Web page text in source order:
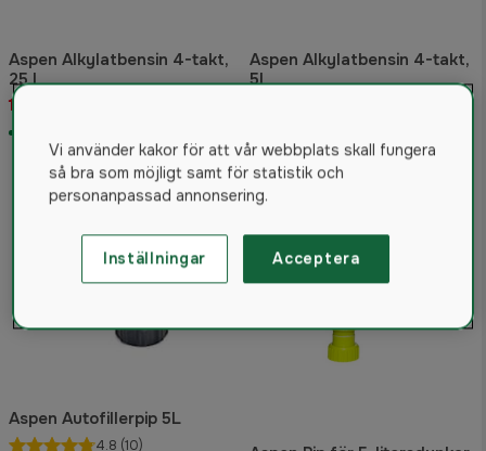
Aspen Alkylatbensin 4-takt,
25 l
1 149 kr
Aspen Alkylatbensin 4-takt,
5l
Aspen Autofillerpip 5L
4.8 (10)
Vi använder kakor för att vår webbplats skall fungera
så bra som möjligt samt för statistik och
personanpassad annonsering.
Inställningar Acceptera